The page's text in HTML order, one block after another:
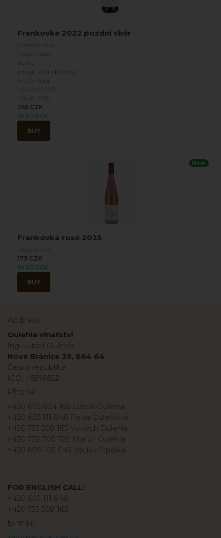
Frankovka 2022 pozdní sběr
Červené víno
Pozdní sběr
Suché
Village: Dolní Kounice
Alc.: 12 %obj
Volume: 0.75 l
Batch: 2250
255 CZK
IN STOCK
BUY
New
Frankovka rosé 2025
Růžové víno
173 CZK
IN STOCK
BUY
Address
Oulehla vinařství
Ing. Luboš Oulehla
Nové Bránice 39, 664 64
Česká republika
IČO: 46916652
Phone
+420 603 834 166 Luboš Oulehla
+420 603 111 848 Petra Oulehlová
+420 733 309 165 Vojtěch Oulehla
+420 739 700 720 Martin Oulehla
+420 605 105 043 Václav Trpělka
FOR ENGLISH CALL:
+420 603 111 848
+420 733 309 165
E-mail